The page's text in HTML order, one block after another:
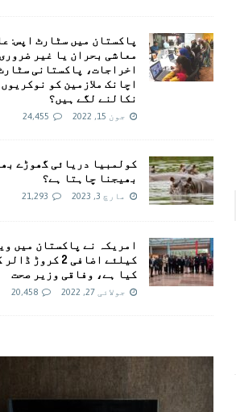
پاکستان میں سٹارٹ اپس:
معاشی بحران یا غیر ضروری
اخراجات، پاکستانی
اچانک ملازمین کو
نکالنے لگے ہیں؟
جون 15, 2022 24,455
کولمبیا دریائی گھوڑے
بھیجنا چاہتا ہے؟
مارچ 3, 2023 21,293
امريکہ نے پاکستان میں
کیلئے اضافی 2 کروڑ
کیا ہے، وفاقی وزیر صحت
جولائی 27, 2022 20,458